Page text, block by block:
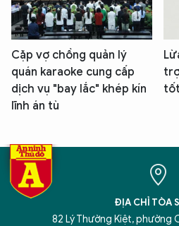
Cặp vợ chồng quản lý
quán karaoke cung cấp
dịch vụ "bay lắc" khép kín
lĩnh án tù
ĐỊA CHỈ TÒA
82 Lý Thường Kiệt, phường